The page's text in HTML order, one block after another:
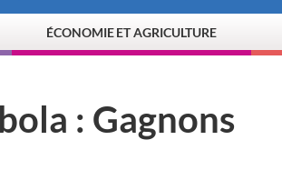
ÉCONOMIE ET AGRICULTURE
: Gagnons